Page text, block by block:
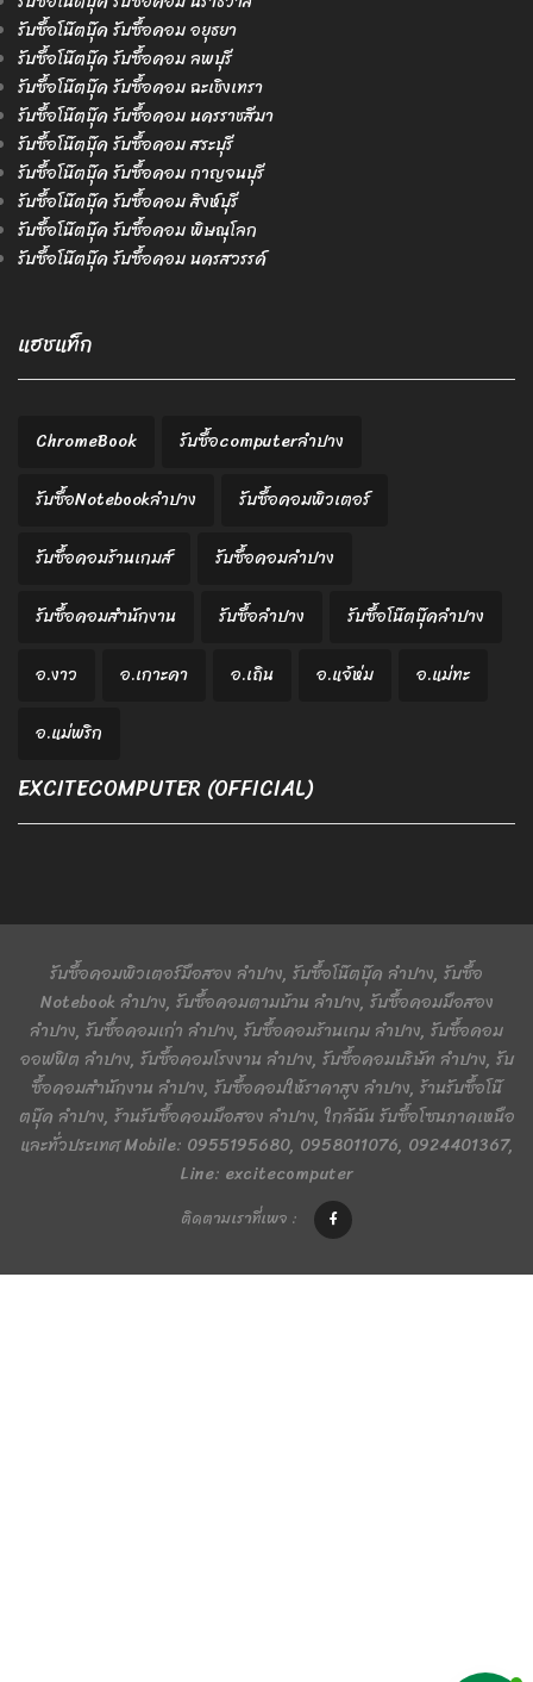
รับซื้อโน๊ตบุ๊ค รับซื้อคอม อยุธยา
รับซื้อโน๊ตบุ๊ค รับซื้อคอม ลพบุรี
รับซื้อโน๊ตบุ๊ค รับซื้อคอม ฉะเชิงเทรา
รับซื้อโน๊ตบุ๊ค รับซื้อคอม นครราชสีมา
รับซื้อโน๊ตบุ๊ค รับซื้อคอม สระบุรี
รับซื้อโน๊ตบุ๊ค รับซื้อคอม กาญจนบุรี
รับซื้อโน๊ตบุ๊ค รับซื้อคอม สิงห์บุรี
รับซื้อโน๊ตบุ๊ค รับซื้อคอม พิษณุโลก
รับซื้อโน๊ตบุ๊ค รับซื้อคอม นครสวรรค์
แฮชแท็ก
ChromeBook
รับซื้อcomputerลำปาง
รับซื้อNotebookลำปาง
รับซื้อคอมพิวเตอร์
รับซื้อคอมร้านเกมส์
รับซื้อคอมลำปาง
รับซื้อคอมสำนักงาน
รับซื้อลำปาง
รับซื้อโน๊ตบุ๊คลำปาง
อ.งาว
อ.เกาะคา อ.เถิน อ.แจ้ห่ม
อ.แม่ทะ
อ.แม่พริก
EXCITECOMPUTER (OFFICIAL)
รับซื้อคอมพิวเตอร์มือสอง ลำปาง, รับซื้อโน๊ตบุ๊ค ลำปาง, รับซื้อ
Notebook ลำปาง, รับซื้อคอมตามบ้าน ลำปาง, รับซื้อคอมมือสอง
ลำปาง, รับซื้อคอมเก่า ลำปาง, รับซื้อคอมร้านเกม ลำปาง, รับซื้อคอม
ออฟฟิต ลำปาง, รับซื้อคอมโรงงาน ลำปาง, รับซื้อคอมบริษัท ลำปาง, รับ
ซื้อคอมสำนักงาน ลำปาง, รับซื้อคอมให้ราคาสูง ลำปาง, ร้านรับซื้อโน๊
ตบุ๊ค ลำปาง, ร้านรับซื้อคอมมือสอง ลำปาง, ใกล้ฉัน รับซื้อโซนภาคเหนือ
และทั่วประเทศ Mobile: 0955195680, 0958011076, 0924401367,
Line: excitecomputer
ติดตามเราที่เพจ :